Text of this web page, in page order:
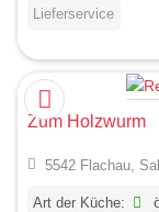
Lieferservice
Zum Holzwurm
5542 Flachau,
Art der Küche: